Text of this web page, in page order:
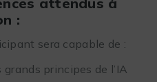
:
sera capable de :
principes de l’IA